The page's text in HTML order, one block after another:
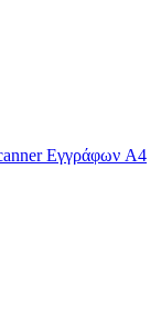
Εγγράφων A4